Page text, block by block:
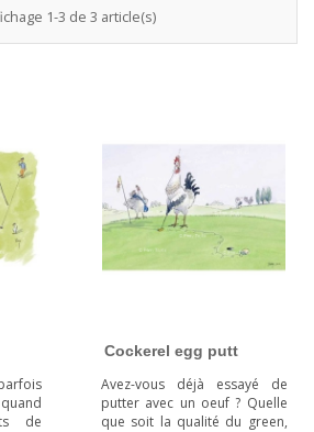
1-3 de 3 article(s)
de
Cockerel egg putt
Avez-vous déjà essayé de
putter avec un oeuf ? Quelle
que soit la qualité du green,